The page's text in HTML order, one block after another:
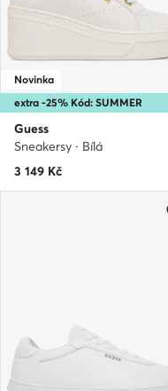
extra -25% Kód: SUMMER
Novinka
Guess
Sneakersy · Bílá
3 149 Kč